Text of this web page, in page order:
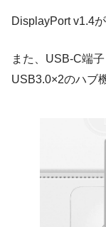
DisplayPort v1.4
また、USB-C端
USB3.0×2のハブ